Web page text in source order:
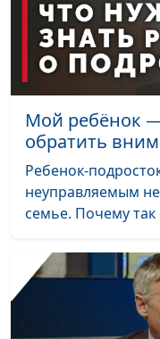
Личные физические
границы ребенка
должна?
Мой ребёнок
обратить
Ребенок-
неуправляемым
семье. Почему так